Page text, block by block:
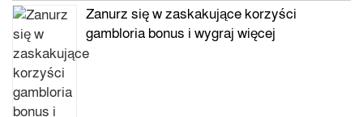
Zanurz się w zaskakujące korzyści
gambloria bonus i wygraj więcej